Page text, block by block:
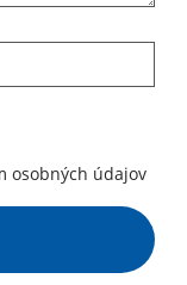
osobných údajov